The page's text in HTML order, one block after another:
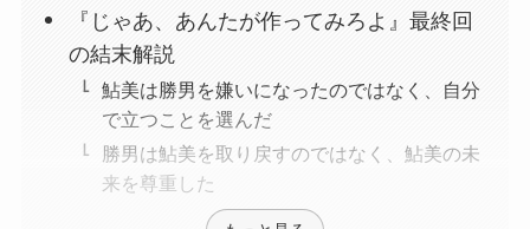
『じゃあ、あんたが作ってみろよ』最終回
の結末解説
鮎美は勝男を嫌いになったのではなく、自分
で立つことを選んだ
勝男は鮎美を取り戻すのではなく、鮎美の未
来を尊重した